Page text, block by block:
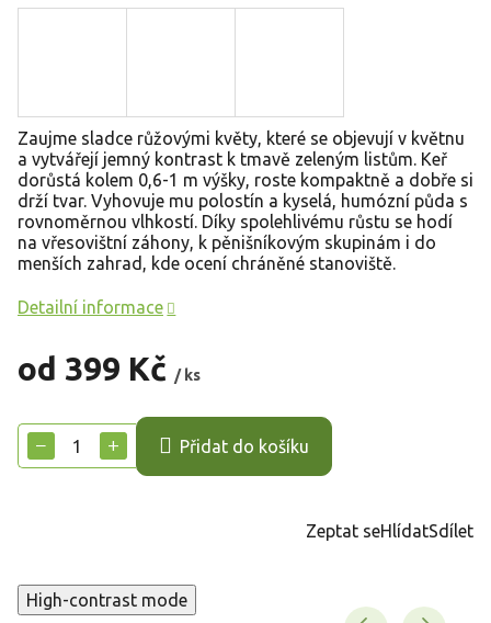
od 399 Kč / ks
cena:
+
− Přidat do košíku
Zaujme sladce růžovými květy, které se objevují v květnu
a vytvářejí jemný kontrast k tmavě zeleným listům. Keř
dorůstá kolem 0,6-1 m výšky, roste kompaktně a dobře si
drží tvar. Vyhovuje mu polostín a kyselá, humózní půda s
rovnoměrnou vlhkostí. Díky spolehlivému růstu se hodí
na vřesovištní záhony, k pěnišníkovým skupinám i do
menších zahrad, kde ocení chráněné stanoviště.
Detailní informace
Zeptat seHlídatSdílet
High-contrast mode